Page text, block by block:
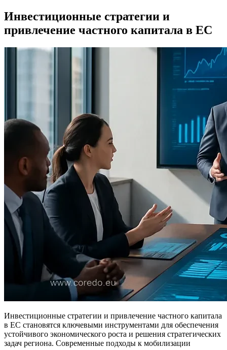
Инвестиционные стратегии и
привлечение частного капитала в ЕС
Инвестиционные стратегии и привлечение частного капитала
в ЕС становятся ключевыми инструментами для обеспечения
устойчивого экономического роста и решения стратегических
задач региона. Современные подходы к мобилизации